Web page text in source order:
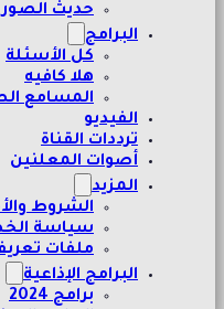
حديث الصور
البرامج
كل الأسئلة
هلا كافيه
المسامع
الفيديو
ترددات القناة
أصوات المعلنين
المزيد
الشروط
سياسة
ملفات
البرامج الإذاعية
برامج 2024